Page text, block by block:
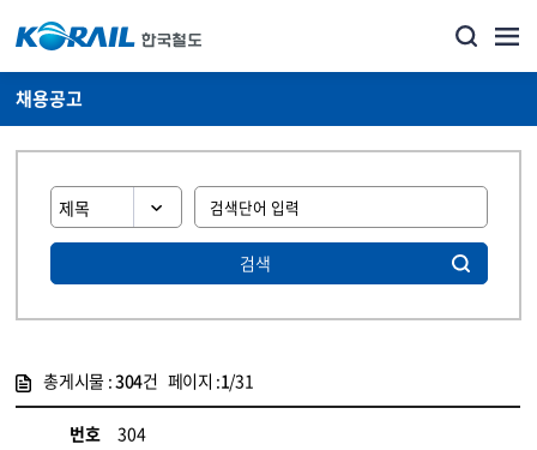
채용공고
검색
총게시물 :304건 페이지 :1/31
번호
304